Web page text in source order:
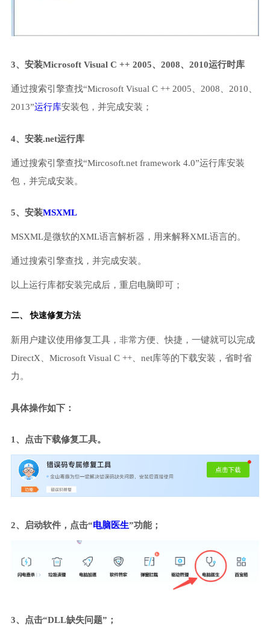
3、安装Microsoft Visual C ++ 2005、2008、2010运行时库
通过搜索引擎查找“Microsoft Visual C ++ 2005、2008、2010、
2013”运行库安装包，并完成安装；
4、安装.net运行库
通过搜索引擎查找“Mircosoft.net framework 4.0”运行库安装
包，并完成安装。
5、安装MSXML
MSXML是微软的XML语言解析器，用来解释XML语言的。
通过搜索引擎查找，并完成安装。
以上运行库都安装完成后，重启电脑即可；
二、 快速修复方法
新用户建议使用修复工具，非常方便、快捷，一键就可以完成
DirectX、Microsoft Visual C ++、net库等的下载安装，省时省
力。
具体操作如下：
1、点击下载修复工具。
2、启动软件，点击“电脑医生”功能；
3、点击“DLL缺失问题”；